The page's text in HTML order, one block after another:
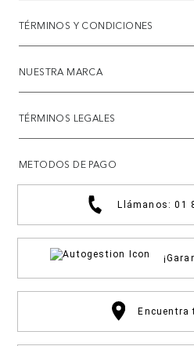
TÉRMINOS Y CONDICIONES
NUESTRA MARCA
TÉRMINOS LEGALES
METODOS DE PAGO
Llámanos: 01
Encuentra